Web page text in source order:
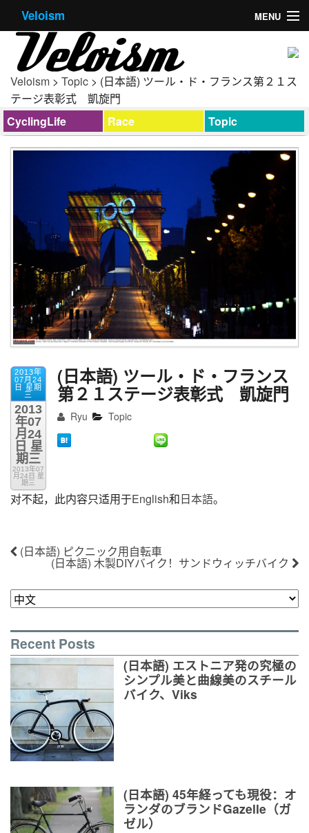
Veloism MENU
HOME
CYCLING LIFE
TOPIC
Veloism > Topic > (日本語) ツール・ド・フランス第２１ス
テージ表彰式 凱旋門
CyclingLife
Race Topic
2013年
07月24
日 星期
三
2013
年07
月24
日 星
期三
2013年07
月24日 星
期三
(日本語) ツール・ド・フランス
第２１ステージ表彰式 凱旋門
Ryu Topic
对不起，此内容只适用于English和日本語。
(日本語) ピクニック用自転車
(日本語) 木製DIYバイク！サンドウィッチバイク
Recent Posts
(日本語) エストニア発の究極の
シンプル美と曲線美のスチール
バイク、Viks
(日本語) 45年経っても現役：オ
ランダのブランドGazelle（ガ
ゼル）